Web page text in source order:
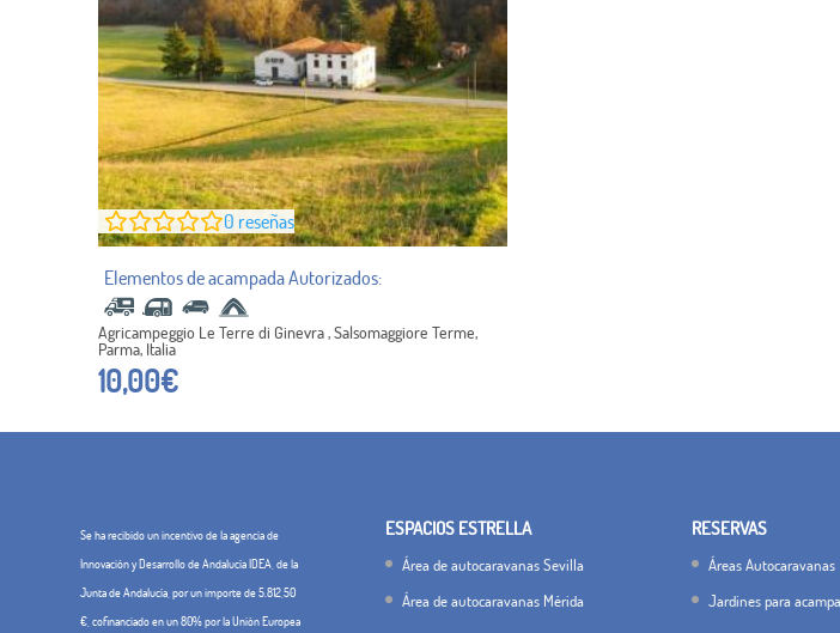
0 reseñas
Agricampeggio Le Terre di Ginevra , Salsomaggiore Terme,
Parma, Italia
10,00€
Se ha recibido un incentivo de la agencia de
Innovación y Desarrollo de Andalucía IDEA, de la
Junta de Andalucía, por un importe de 5.812,50
€, cofinanciado en un 80% por la Unión Europea
ESPACIOS ESTRELLA
Área de autocaravanas Sevilla
Área de autocaravanas Mérida
RESERVAS
Áreas Autocaravanas
Jardines para